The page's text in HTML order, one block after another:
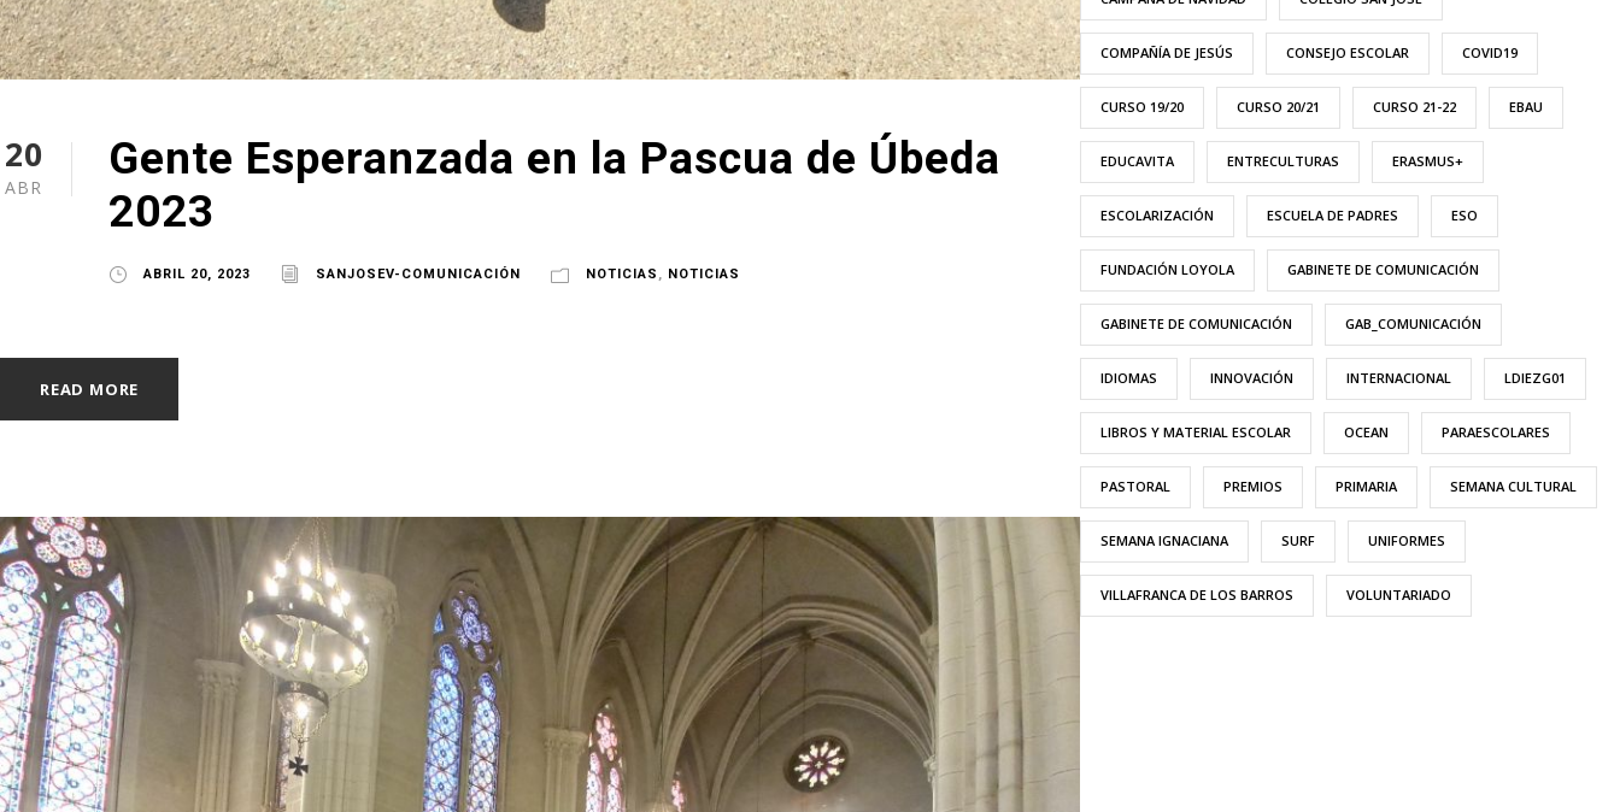
20
ABR
Gente Esperanzada en la Pascua de Úbeda
2023
ABRIL 20, 2023 SANJOSEV-COMUNICACIÓN NOTICIAS , NOTICIAS
READ MORE
COMPAÑÍA DE JESÚS CONSEJO ESCOLAR COVID19
CURSO 19/20 CURSO 20/21 CURSO 21-22 EBAU
EDUCAVITA ENTRECULTURAS ERASMUS+
ESCOLARIZACIÓN ESCUELA DE PADRES ESO
FUNDACIÓN LOYOLA GABINETE DE COMUNICACIÓN
GABINETE DE COMUNICACIÓN GAB_COMUNICACIÓN
IDIOMAS INNOVACIÓN INTERNACIONAL LDIEZG01
LIBROS Y MATERIAL ESCOLAR OCEAN PARAESCOLARES
PASTORAL PREMIOS PRIMARIA SEMANA CULTURAL
SEMANA IGNACIANA SURF UNIFORMES
VILLAFRANCA DE LOS BARROS VOLUNTARIADO